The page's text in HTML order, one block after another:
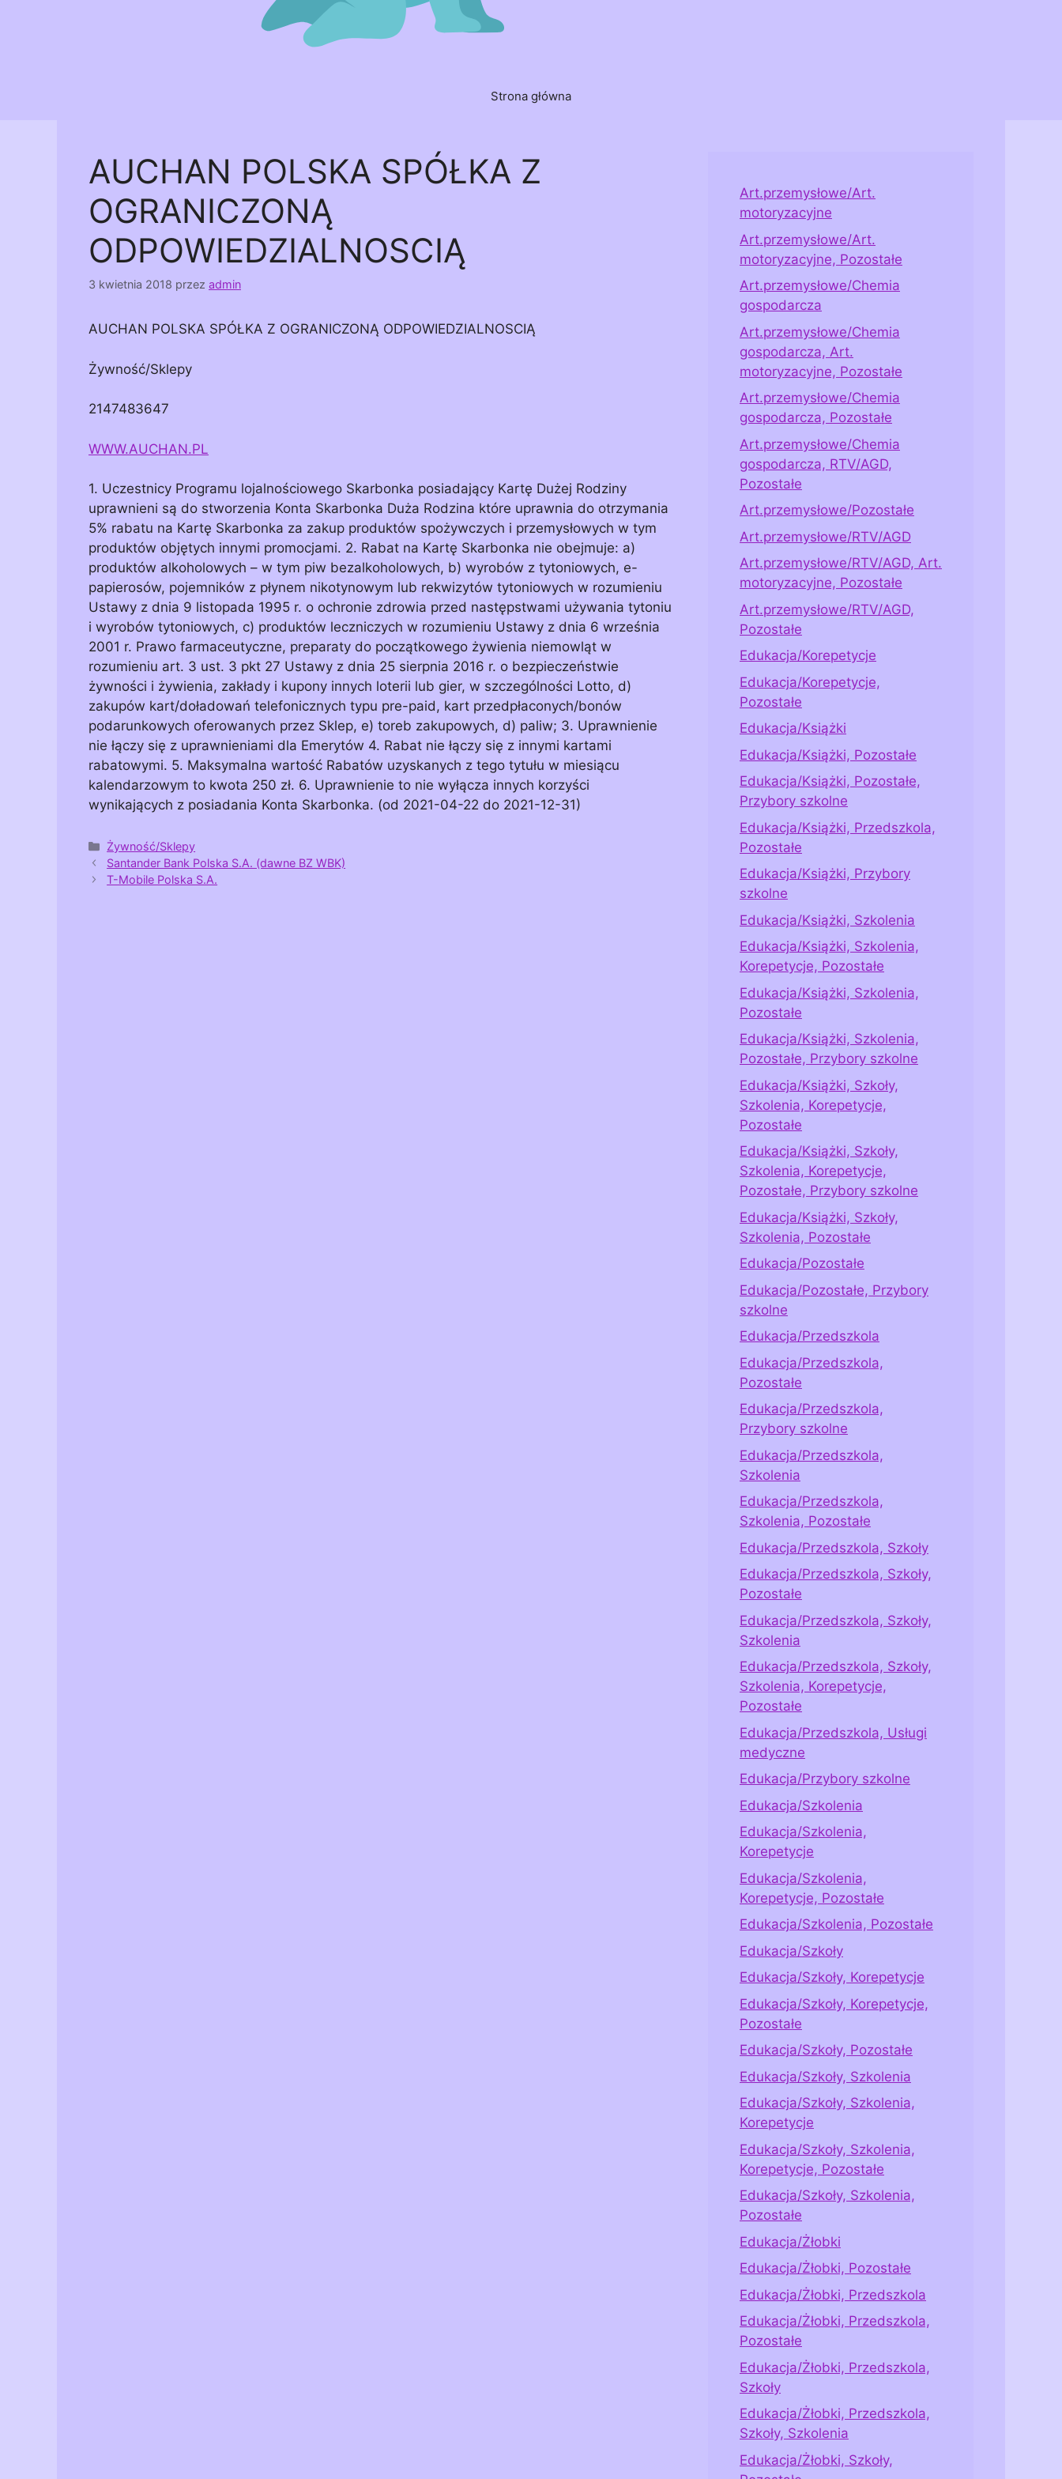
Strona główna
AUCHAN POLSKA SPÓŁKA Z
OGRANICZONĄ
ODPOWIEDZIALNOSCIĄ
3 kwietnia 2018 przez admin
AUCHAN POLSKA SPÓŁKA Z OGRANICZONĄ ODPOWIEDZIALNOSCIĄ
Żywność/Sklepy
2147483647
WWW.AUCHAN.PL
1. Uczestnicy Programu lojalnościowego Skarbonka posiadający Kartę Dużej Rodziny
uprawnieni są do stworzenia Konta Skarbonka Duża Rodzina które uprawnia do otrzymania
5% rabatu na Kartę Skarbonka za zakup produktów spożywczych i przemysłowych w tym
produktów objętych innymi promocjami. 2. Rabat na Kartę Skarbonka nie obejmuje: a)
produktów alkoholowych – w tym piw bezalkoholowych, b) wyrobów z tytoniowych, e-
papierosów, pojemników z płynem nikotynowym lub rekwizytów tytoniowych w rozumieniu
Ustawy z dnia 9 listopada 1995 r. o ochronie zdrowia przed następstwami używania tytoniu
i wyrobów tytoniowych, c) produktów leczniczych w rozumieniu Ustawy z dnia 6 września
2001 r. Prawo farmaceutyczne, preparaty do początkowego żywienia niemowląt w
rozumieniu art. 3 ust. 3 pkt 27 Ustawy z dnia 25 sierpnia 2016 r. o bezpieczeństwie
żywności i żywienia, zakłady i kupony innych loterii lub gier, w szczególności Lotto, d)
zakupów kart/doładowań telefonicznych typu pre-paid, kart przedpłaconych/bonów
podarunkowych oferowanych przez Sklep, e) toreb zakupowych, d) paliw; 3. Uprawnienie
nie łączy się z uprawnieniami dla Emerytów 4. Rabat nie łączy się z innymi kartami
rabatowymi. 5. Maksymalna wartość Rabatów uzyskanych z tego tytułu w miesiącu
kalendarzowym to kwota 250 zł. 6. Uprawnienie to nie wyłącza innych korzyści
wynikających z posiadania Konta Skarbonka. (od 2021-04-22 do 2021-12-31)
Kategorie
Żywność/Sklepy
Santander Bank Polska S.A. (dawne BZ WBK)
T-Mobile Polska S.A.
Art.przemysłowe/Art.
motoryzacyjne
Art.przemysłowe/Art.
motoryzacyjne, Pozostałe
Art.przemysłowe/Chemia
gospodarcza
Art.przemysłowe/Chemia
gospodarcza, Art.
motoryzacyjne, Pozostałe
Art.przemysłowe/Chemia
gospodarcza, Pozostałe
Art.przemysłowe/Chemia
gospodarcza, RTV/AGD,
Pozostałe
Art.przemysłowe/Pozostałe
Art.przemysłowe/RTV/AGD
Art.przemysłowe/RTV/AGD, Art.
motoryzacyjne, Pozostałe
Art.przemysłowe/RTV/AGD,
Pozostałe
Edukacja/Korepetycje
Edukacja/Korepetycje,
Pozostałe
Edukacja/Książki
Edukacja/Książki, Pozostałe
Edukacja/Książki, Pozostałe,
Przybory szkolne
Edukacja/Książki, Przedszkola,
Pozostałe
Edukacja/Książki, Przybory
szkolne
Edukacja/Książki, Szkolenia
Edukacja/Książki, Szkolenia,
Korepetycje, Pozostałe
Edukacja/Książki, Szkolenia,
Pozostałe
Edukacja/Książki, Szkolenia,
Pozostałe, Przybory szkolne
Edukacja/Książki, Szkoły,
Szkolenia, Korepetycje,
Pozostałe
Edukacja/Książki, Szkoły,
Szkolenia, Korepetycje,
Pozostałe, Przybory szkolne
Edukacja/Książki, Szkoły,
Szkolenia, Pozostałe
Edukacja/Pozostałe
Edukacja/Pozostałe, Przybory
szkolne
Edukacja/Przedszkola
Edukacja/Przedszkola,
Pozostałe
Edukacja/Przedszkola,
Przybory szkolne
Edukacja/Przedszkola,
Szkolenia
Edukacja/Przedszkola,
Szkolenia, Pozostałe
Edukacja/Przedszkola, Szkoły
Edukacja/Przedszkola, Szkoły,
Pozostałe
Edukacja/Przedszkola, Szkoły,
Szkolenia
Edukacja/Przedszkola, Szkoły,
Szkolenia, Korepetycje,
Pozostałe
Edukacja/Przedszkola, Usługi
medyczne
Edukacja/Przybory szkolne
Edukacja/Szkolenia
Edukacja/Szkolenia,
Korepetycje
Edukacja/Szkolenia,
Korepetycje, Pozostałe
Edukacja/Szkolenia, Pozostałe
Edukacja/Szkoły
Edukacja/Szkoły, Korepetycje
Edukacja/Szkoły, Korepetycje,
Pozostałe
Edukacja/Szkoły, Pozostałe
Edukacja/Szkoły, Szkolenia
Edukacja/Szkoły, Szkolenia,
Korepetycje
Edukacja/Szkoły, Szkolenia,
Korepetycje, Pozostałe
Edukacja/Szkoły, Szkolenia,
Pozostałe
Edukacja/Żłobki
Edukacja/Żłobki, Pozostałe
Edukacja/Żłobki, Przedszkola
Edukacja/Żłobki, Przedszkola,
Pozostałe
Edukacja/Żłobki, Przedszkola,
Szkoły
Edukacja/Żłobki, Przedszkola,
Szkoły, Szkolenia
Edukacja/Żłobki, Szkoły,